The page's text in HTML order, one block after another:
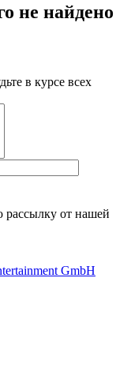
не найдено
в курсе всех
от нашей